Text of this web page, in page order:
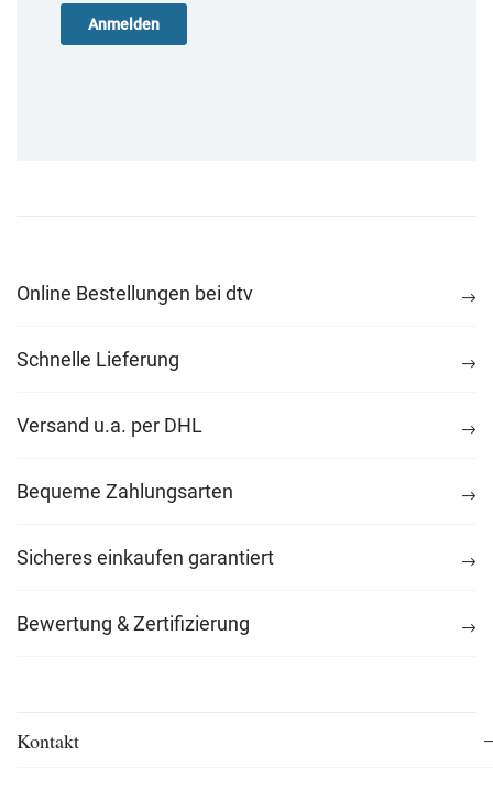
Online Bestellungen bei dtv
Schnelle Lieferung
Versand u.a. per DHL
Bequeme Zahlungsarten
Sicheres einkaufen garantiert
Bewertung & Zertifizierung
Kontakt